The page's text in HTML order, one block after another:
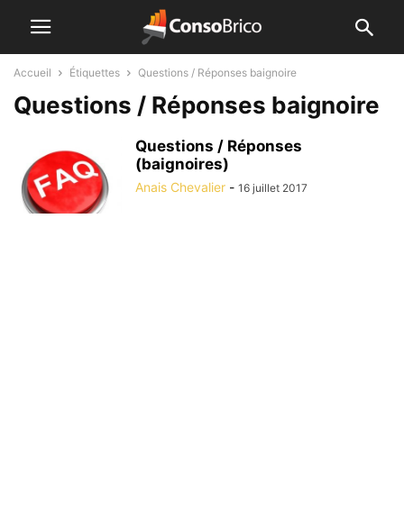
Accueil Étiquettes Questions / Réponses baignoire
Questions / Réponses baignoire
Questions / Réponses
(baignoires)
Anais Chevalier - 16 juillet 2017